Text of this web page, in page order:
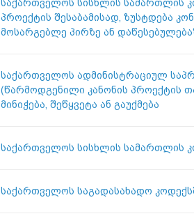
საქართველოს სისხლის სამართლის
პროექტის შესაბამისად, ზუსტდება
მოსარგებლე პირზე ან
საქართველოს ადმინისტრაციულ
(წარმოდგენილი კანონის პროექტის
მინიჭება, შეწყვეტა ან გაუქმება
საქართველოს სისხლის სამართლის
საქართველოს საგადასახადო